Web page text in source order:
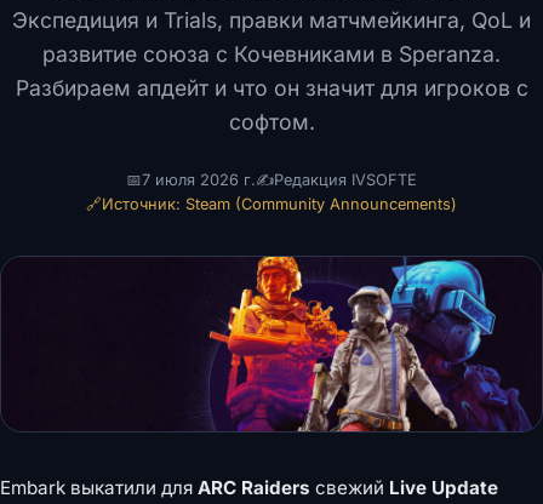
Экспедиция и Trials, правки матчмейкинга, QoL и
развитие союза с Кочевниками в Speranza.
Разбираем апдейт и что он значит для игроков с
софтом.
📅7 июля 2026 г.✍️Редакция IVSOFTE
🔗Источник: Steam (Community Announcements)
Embark выкатили для ARC Raiders свежий Live Update